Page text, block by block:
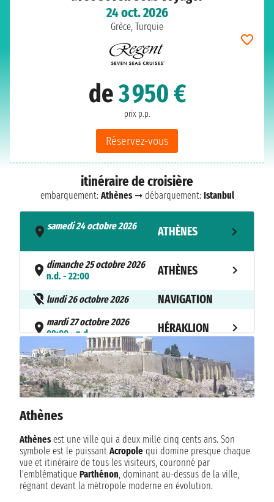
24 oct. 2026
Grèce, Turquie
de3 950 €
prix p.p.
Réservez-vous
itinéraire de croisière
embarquement: Athènes➞ débarquement: Istanbul
samedi 24 octobre 2026
ATHÈNES
dimanche 25 octobre 2026
n.d. - 22:00
ATHÈNES
lundi 26 octobre 2026 NAVIGATION
mardi 27 octobre 2026
08:00 - n.d.
HÉRAKLION
mercredi 28 octobre 2026
n.d. - 20:00
HÉRAKLION
jeudi 29 octobre 2026 NAVIGATION
vendredi 30 octobre 2026
samedi 31 octobre 2026
n.d. - 20:00
RHODES
dimanche 1 novembre 2026 NAVIGATION
Athènes
Athènesest une ville qui a deux mille cinq cents ans. Son
symbole est le puissant Acropole qui domine presque chaque
vue et itinéraire de tous les visiteurs, couronné par
l'emblématique Parthénon, dominant au-dessus de la ville,
régnant devant la métropole moderne en évolution.